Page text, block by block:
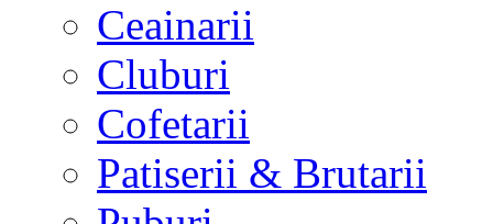
Ceainarii
Cluburi
Cofetarii
Patiserii & Brutarii